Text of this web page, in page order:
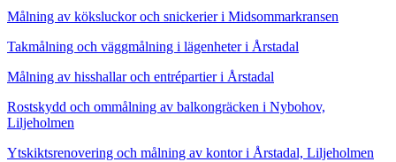
Målning av köksluckor och snickerier i Midsommarkransen
Takmålning och väggmålning i lägenheter i Årstadal
Målning av hisshallar och entrépartier i Årstadal
Rostskydd och ommålning av balkongräcken i Nybohov,
Liljeholmen
Ytskiktsrenovering och målning av kontor i Årstadal, Liljeholmen